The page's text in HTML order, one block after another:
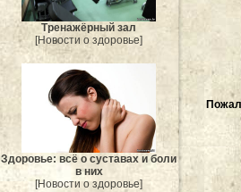
Тренажёрный зал
[Новости о здоровье]
Здоровье: всё о суставах и боли
в них
[Новости о здоровье]